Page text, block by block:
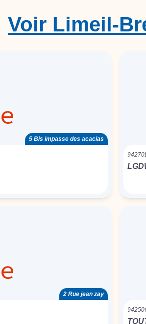
Limeil-
Voir
5 Bis impasse des acacias
94270
2 Rue jean zay
94250